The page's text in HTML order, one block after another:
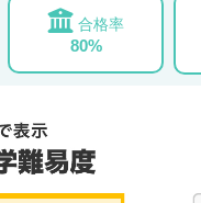
合格率
80%